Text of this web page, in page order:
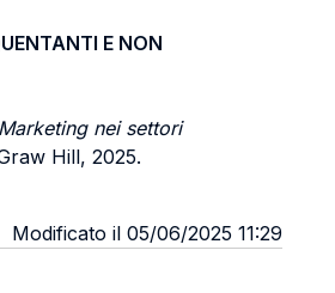
E NON
Marketing nei settori
Hill, 2025.
Modificato il 05/06/2025 11:29